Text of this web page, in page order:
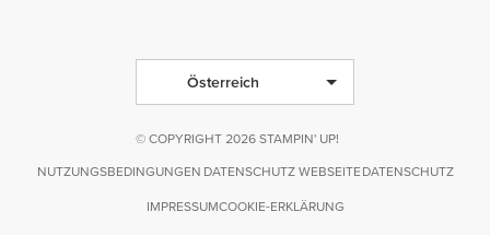
Österreich
© COPYRIGHT 2026 STAMPIN' UP!
NUTZUNGSBEDINGUNGEN DATENSCHUTZ WEBSEITE DATENSCHUTZ
IMPRESSUMCOOKIE-ERKLÄRUNG